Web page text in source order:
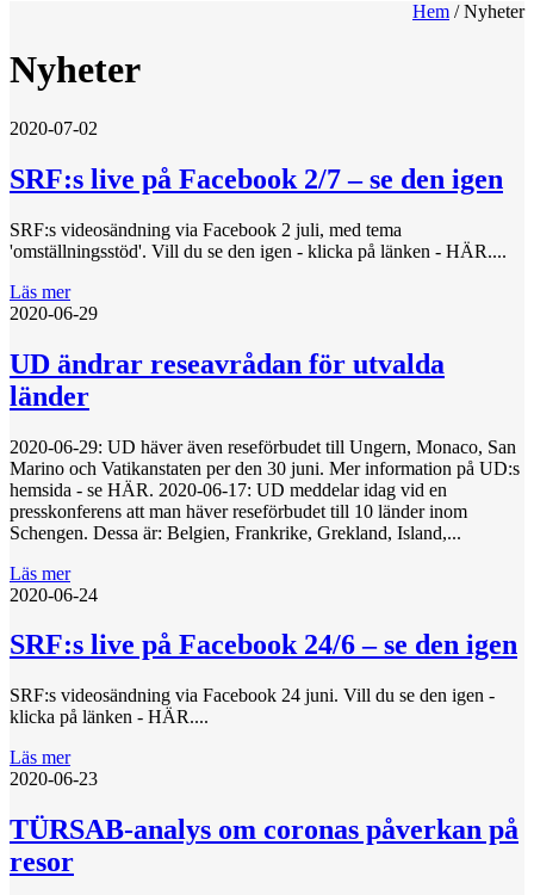
Hem /Nyheter
Nyheter
2020-07-02
SRF:s live på Facebook 2/7 – se den igen
SRF:s videosändning via Facebook 2 juli, med tema
'omställningsstöd'. Vill du se den igen - klicka på länken - HÄR....
Läs mer
2020-06-29
UD ändrar reseavrådan för utvalda
länder
2020-06-29: UD häver även reseförbudet till Ungern, Monaco, San
Marino och Vatikanstaten per den 30 juni. Mer information på UD:s
hemsida - se HÄR. 2020-06-17: UD meddelar idag vid en
presskonferens att man häver reseförbudet till 10 länder inom
Schengen. Dessa är: Belgien, Frankrike, Grekland, Island,...
Läs mer
2020-06-24
SRF:s live på Facebook 24/6 – se den igen
SRF:s videosändning via Facebook 24 juni. Vill du se den igen -
klicka på länken - HÄR....
Läs mer
2020-06-23
TÜRSAB-analys om coronas påverkan på
resor